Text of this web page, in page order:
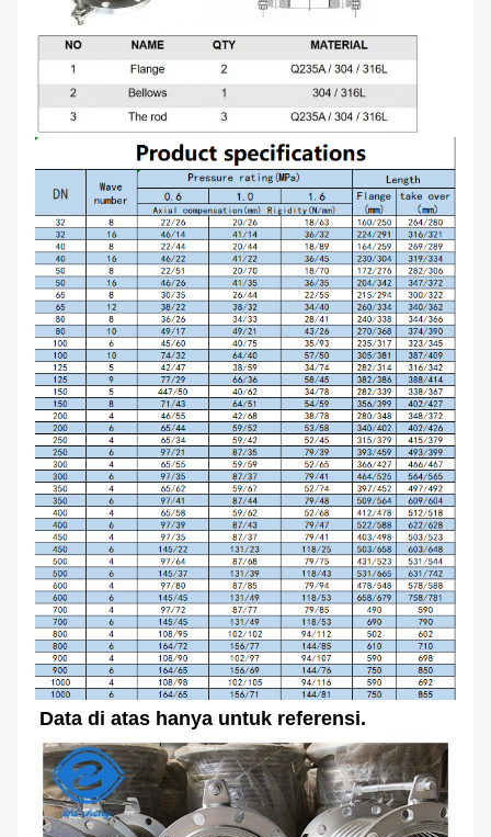
Data di atas hanya untuk referensi.